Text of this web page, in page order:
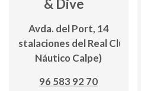
& Dive
Avda. del Port, 14
(Instalaciones del Real Club
Náutico Calpe)
96 583 92 70